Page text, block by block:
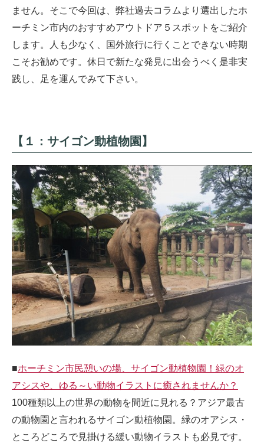
ません。そこで今回は、弊社過去コラムより選出したホ
ーチミン市内のおすすめアウトドア５スポットをご紹介
します。人も少なく、国外旅行に行くことできない時期
こそお勧めです。休日で新たな発見に出会うべく是非実
践し、足を運んでみて下さい。
【１：サイゴン動植物園】
■ホーチミン市民憩いの場、サイゴン動植物園！緑のオ
アシスや、ゆる～い動物イラストに癒されませんか？
100種類以上の世界の動物を間近に見れる？アジア最古
の動物園と言われるサイゴン動植物園。緑のオアシス・
ところどころで見掛ける緩い動物イラストも必見です。